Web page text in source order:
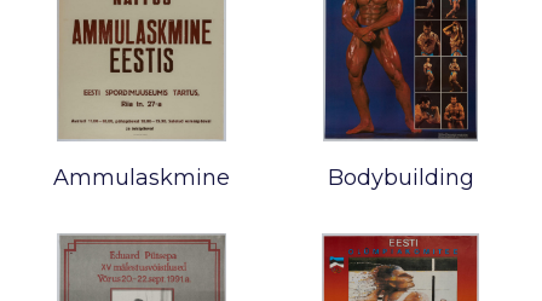
Ammulaskmine Bodybuilding